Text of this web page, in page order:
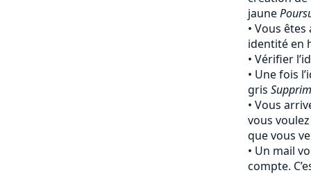
jaune
Vous êtes
identité en
Vérifier
Une fois
gris
Vous
vous
que vous
Un mail
compte.